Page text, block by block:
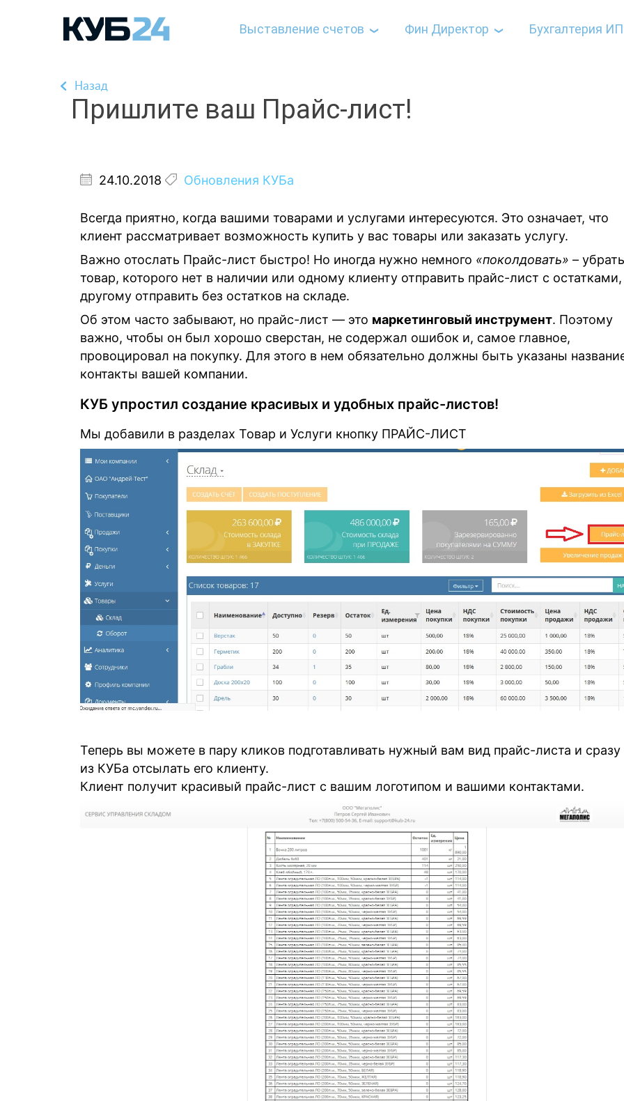
Выставление счетов Фин Директор Бухгалтерия ИП
Назад
Пришлите ваш Прайс-лист!
24.10.2018 Обновления КУБа
Всегда приятно, когда вашими товарами и услугами интересуются. Это означает, что
клиент рассматривает возможность купить у вас товары или заказать услугу.
Важно отослать Прайс-лист быстро! Но иногда нужно немного «поколдовать» – убрать
товар, которого нет в наличии или одному клиенту отправить прайс-лист с
другому отправить без остатков на складе.
Об этом часто забывают, но прайс-лист — это маркетинговый инструмент. Поэтому
важно, чтобы он был хорошо сверстан, не содержал ошибок и, самое главное,
провоцировал на покупку. Для этого в нем обязательно должны быть указаны
контакты вашей компании.
КУБ упростил создание красивых и удобных прайс-листов!
Мы добавили в разделах Товар и Услуги кнопку ПРАЙС-ЛИСТ
Теперь вы можете в пару кликов подготавливать нужный вам вид прайс-листа и
из КУБа отсылать его клиенту.
Клиент получит красивый прайс-лист с вашим логотипом и вашими контактами.